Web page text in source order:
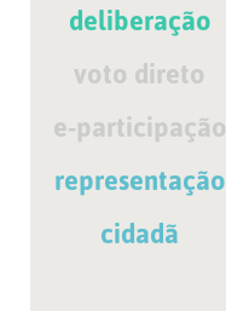
deliberação
voto direto
e-participação
representação
cidadã